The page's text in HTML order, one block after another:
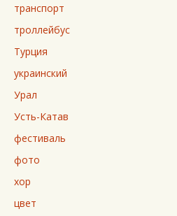
транспорт
троллейбус
Турция
украинский
Урал
Усть-Катав
фестиваль
фото
хор
цвет